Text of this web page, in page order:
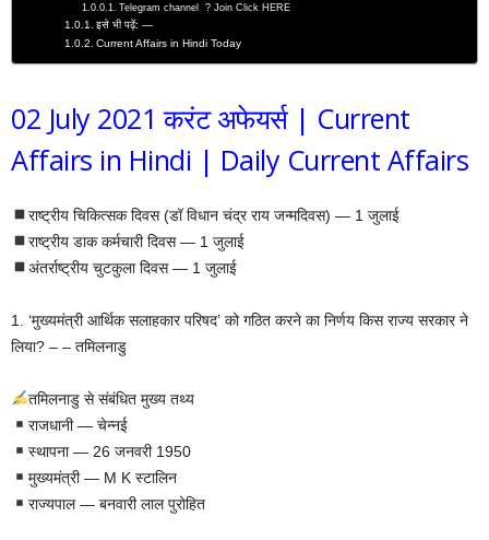
Telegram channel ? Join Click HERE
इसे भी पढ़ें: —
Current Affairs in Hindi Today
02 July 2021 करंट अफेयर्स | Current
Affairs in Hindi | Daily Current Affairs
राष्ट्रीय चिकित्सक दिवस (डॉ विधान चंद्र राय जन्मदिवस) — 1 जुलाई
राष्ट्रीय डाक कर्मचारी दिवस — 1 जुलाई
अंतर्राष्ट्रीय चुटकुला दिवस — 1 जुलाई
1. ‘मुख्यमंत्री आर्थिक सलाहकार परिषद’ को गठित करने का निर्णय किस राज्य सरकार ने
लिया? – – तमिलनाडु
तमिलनाडु से संबंधित मुख्य तथ्य
राजधानी — चेन्नई
स्थापना — 26 जनवरी 1950
मुख्यमंत्री — M K स्टालिन
राज्यपाल — बनवारी लाल पुरोहित